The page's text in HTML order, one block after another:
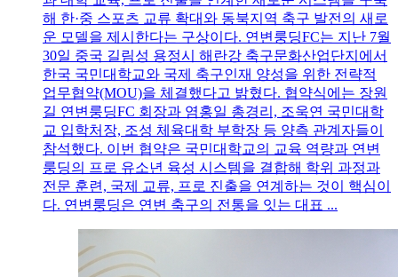
해 한·중 스포츠 교류 확대와 동북지역 축구 발전의 새로
운 모델을 제시한다는 구상이다. 연변룽딩FC는 지난 7월
30일 중국 길림성 용정시 해란강 축구문화산업단지에서
한국 국민대학교와 국제 축구인재 양성을 위한 전략적
업무협약(MOU)을 체결했다고 밝혔다. 협약식에는 장원
길 연변룽딩FC 회장과 염홍일 총경리, 조욱연 국민대학
교 입학처장, 조성 체육대학 부학장 등 양측 관계자들이
참석했다. 이번 협약은 국민대학교의 교육 역량과 연변
룽딩의 프로 유소년 육성 시스템을 결합해 학위 과정과
전문 훈련, 국제 교류, 프로 진출을 연계하는 것이 핵심이
다. 연변룽딩은 연변 축구의 전통을 잇는 대표 ...